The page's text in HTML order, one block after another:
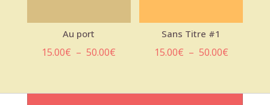
Au port
15.00€ – 50.00€
Sans Titre #1
15.00€ – 50.00€Plage